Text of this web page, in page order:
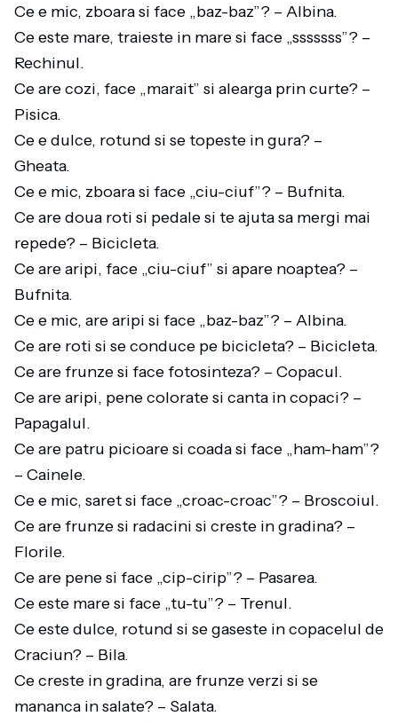
Ce e mic, zboara si face „baz-baz”? – Albina.
Ce este mare, traieste in mare si face „sssssss”? –
Rechinul.
Ce are cozi, face „marait” si alearga prin curte? –
Pisica.
Ce e dulce, rotund si se topeste in gura? –
Gheata.
Ce e mic, zboara si face „ciu-ciuf”? – Bufnita.
Ce are doua roti si pedale si te ajuta sa mergi mai
repede? – Bicicleta.
Ce are aripi, face „ciu-ciuf” si apare noaptea? –
Bufnita.
Ce e mic, are aripi si face „baz-baz”? – Albina.
Ce are roti si se conduce pe bicicleta? – Bicicleta.
Ce are frunze si face fotosinteza? – Copacul.
Ce are aripi, pene colorate si canta in copaci? –
Papagalul.
Ce are patru picioare si coada si face „ham-ham”?
– Cainele.
Ce e mic, saret si face „croac-croac”? – Broscoiul.
Ce are frunze si radacini si creste in gradina? –
Florile.
Ce are pene si face „cip-cirip”? – Pasarea.
Ce este mare si face „tu-tu”? – Trenul.
Ce este dulce, rotund si se gaseste in copacelul de
Craciun? – Bila.
Ce creste in gradina, are frunze verzi si se
mananca in salate? – Salata.